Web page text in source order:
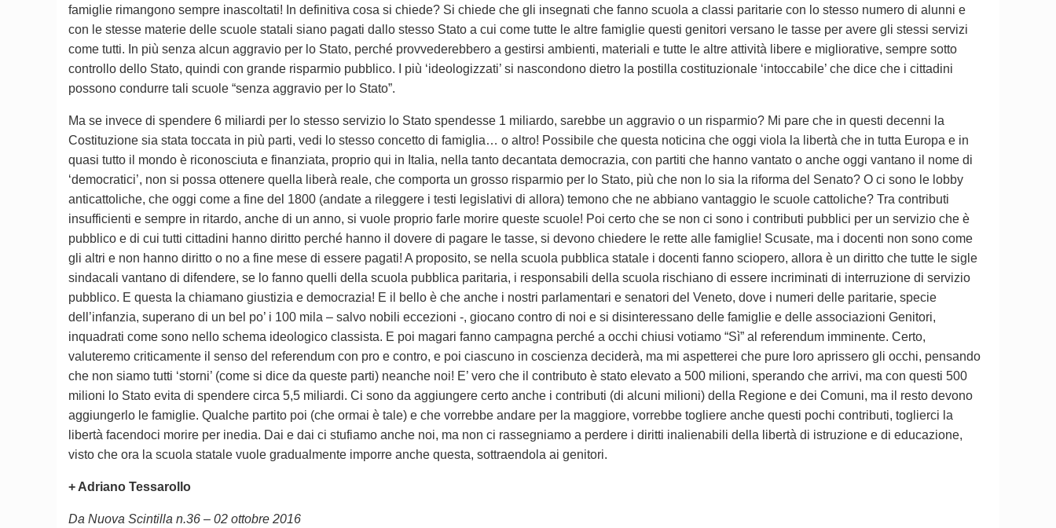
famiglie rimangono sempre inascoltati! In definitiva cosa si chiede? Si chiede che gli insegnati che fanno scuola a classi paritarie con lo stesso numero di alunni e
con le stesse materie delle scuole statali siano pagati dallo stesso Stato a cui come tutte le altre famiglie questi genitori versano le tasse per avere gli stessi servizi
come tutti. In più senza alcun aggravio per lo Stato, perché provvederebbero a gestirsi ambienti, materiali e tutte le altre attività libere e migliorative, sempre sotto
controllo dello Stato, quindi con grande risparmio pubblico. I più ‘ideologizzati’ si nascondono dietro la postilla costituzionale ‘intoccabile’ che dice che i cittadini
possono condurre tali scuole “senza aggravio per lo Stato”.
Ma se invece di spendere 6 miliardi per lo stesso servizio lo Stato spendesse 1 miliardo, sarebbe un aggravio o un risparmio? Mi pare che in questi decenni la
Costituzione sia stata toccata in più parti, vedi lo stesso concetto di famiglia… o altro! Possibile che questa noticina che oggi viola la libertà che in tutta Europa e in
quasi tutto il mondo è riconosciuta e finanziata, proprio qui in Italia, nella tanto decantata democrazia, con partiti che hanno vantato o anche oggi vantano il nome di
‘democratici’, non si possa ottenere quella liberà reale, che comporta un grosso risparmio per lo Stato, più che non lo sia la riforma del Senato? O ci sono le lobby
anticattoliche, che oggi come a fine del 1800 (andate a rileggere i testi legislativi di allora) temono che ne abbiano vantaggio le scuole cattoliche? Tra contributi
insufficienti e sempre in ritardo, anche di un anno, si vuole proprio farle morire queste scuole! Poi certo che se non ci sono i contributi pubblici per un servizio che è
pubblico e di cui tutti cittadini hanno diritto perché hanno il dovere di pagare le tasse, si devono chiedere le rette alle famiglie! Scusate, ma i docenti non sono come
gli altri e non hanno diritto o no a fine mese di essere pagati! A proposito, se nella scuola pubblica statale i docenti fanno sciopero, allora è un diritto che tutte le sigle
sindacali vantano di difendere, se lo fanno quelli della scuola pubblica paritaria, i responsabili della scuola rischiano di essere incriminati di interruzione di servizio
pubblico. E questa la chiamano giustizia e democrazia! E il bello è che anche i nostri parlamentari e senatori del Veneto, dove i numeri delle paritarie, specie
dell’infanzia, superano di un bel po’ i 100 mila – salvo nobili eccezioni -, giocano contro di noi e si disinteressano delle famiglie e delle associazioni Genitori,
inquadrati come sono nello schema ideologico classista. E poi magari fanno campagna perché a occhi chiusi votiamo “Sì” al referendum imminente. Certo,
valuteremo criticamente il senso del referendum con pro e contro, e poi ciascuno in coscienza deciderà, ma mi aspetterei che pure loro aprissero gli occhi, pensando
che non siamo tutti ‘storni’ (come si dice da queste parti) neanche noi! E’ vero che il contributo è stato elevato a 500 milioni, sperando che arrivi, ma con questi 500
milioni lo Stato evita di spendere circa 5,5 miliardi. Ci sono da aggiungere certo anche i contributi (di alcuni milioni) della Regione e dei Comuni, ma il resto devono
aggiungerlo le famiglie. Qualche partito poi (che ormai è tale) e che vorrebbe andare per la maggiore, vorrebbe togliere anche questi pochi contributi, toglierci la
libertà facendoci morire per inedia. Dai e dai ci stufiamo anche noi, ma non ci rassegniamo a perdere i diritti inalienabili della libertà di istruzione e di educazione,
visto che ora la scuola statale vuole gradualmente imporre anche questa, sottraendola ai genitori.
+ Adriano Tessarollo
Da Nuova Scintilla n.36 – 02 ottobre 2016